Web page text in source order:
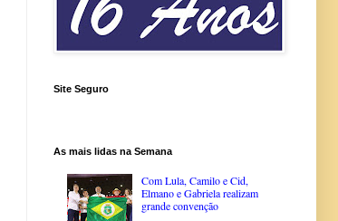
Site Seguro
As mais lidas na Semana
Com Lula, Camilo e Cid,
Elmano e Gabriela realizam
grande convenção